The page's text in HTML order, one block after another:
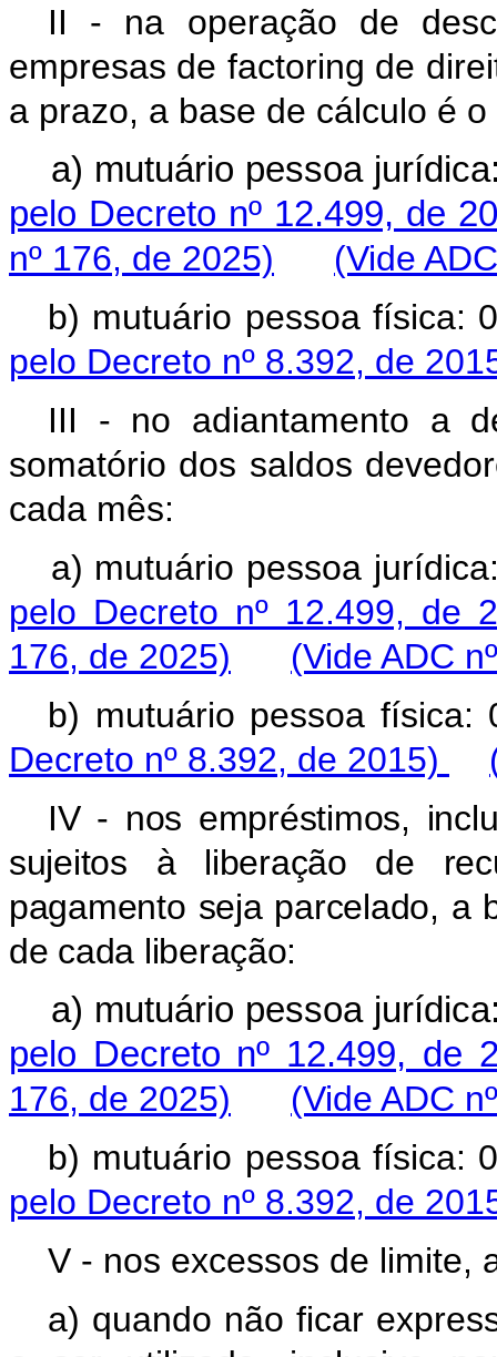
II - na operação de
empresas de factoring de
a prazo, a base de cálculo é
a) mutuário pessoa
pelo Decreto nº 12.499, de
nº 176, de 2025)
(Vide
b) mutuário pessoa
pelo Decreto nº 8.392, de
III - no adiantamento a
somatório dos saldos
cada mês:
a) mutuário pessoa
pelo Decreto nº 12.499, de
176, de 2025)
(Vide ADC
b) mutuário pessoa
Decreto nº 8.392, de 2015)
IV - nos empréstimos,
sujeitos à liberação de
pagamento seja parcelado, a
de cada liberação:
a) mutuário pessoa
pelo Decreto nº 12.499, de
176, de 2025)
(Vide ADC
b) mutuário pessoa
pelo Decreto nº 8.392, de
V - nos excessos de limite,
a) quando não ficar